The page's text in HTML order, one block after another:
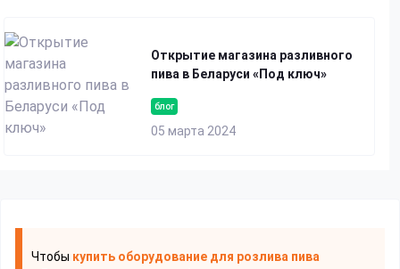
блог
05 марта 2024
Открытие магазина разливного
пива в Беларуси «Под ключ»
Чтобы купить оборудование для розлива пива